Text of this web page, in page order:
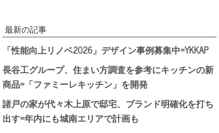
最新の記事
「性能向上リノベ2026」デザイン事例募集中=YKKAP
長谷工グループ、住まい方調査を参考にキッチンの新
商品=「ファミーレキッチン」を開発
諸戸の家が代々木上原で邸宅、ブランド明確化を打ち
出す=年内にも城南エリアで計画も